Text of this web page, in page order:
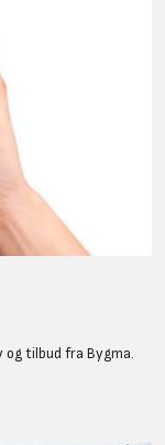
og tilbud fra Bygma.